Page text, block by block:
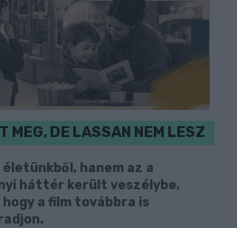
MEG, DE LASSAN NEM LESZ
hanem az a
háttér került veszélybe,
a film továbbra is